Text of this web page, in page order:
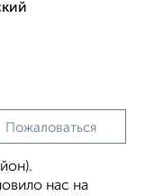
Пожаловаться
нас на